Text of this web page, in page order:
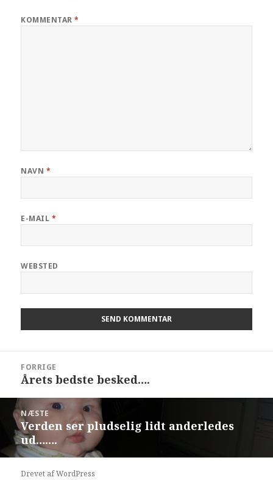
KOMMENTAR*
NAVN *
E-MAIL *
WEBSTED
FORRIGE
Årets bedste besked….
NÆSTE
Verden ser pludselig lidt anderledes
ud…….
Drevet af WordPress